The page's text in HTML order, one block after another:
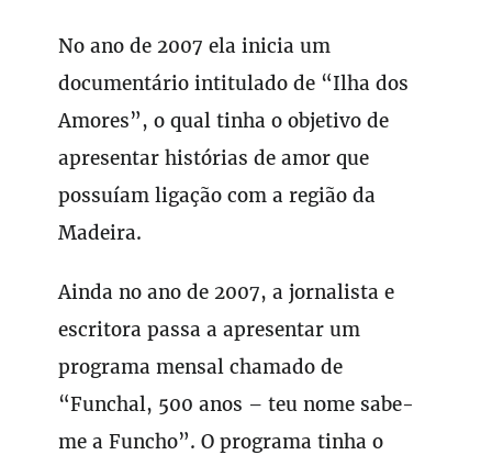
No ano de 2007 ela inicia um
documentário intitulado de “Ilha dos
Amores”, o qual tinha o objetivo de
apresentar histórias de amor que
possuíam ligação com a região da
Madeira.
Ainda no ano de 2007, a jornalista e
escritora passa a apresentar um
programa mensal chamado de
“Funchal, 500 anos – teu nome sabe-
me a Funcho”. O programa tinha o